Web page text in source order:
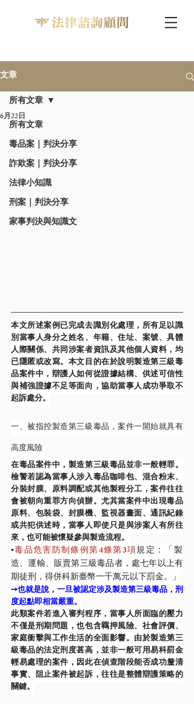
文章
所有文章
毒品案｜判決分享
詐欺案｜判決分享
法律小知識
刑案｜判決分享
家事判決與知識文
所有文章
6月22日
本文所述案例已完成去識別化處理，所有足以識
別當事人身分之姓名、年籍、住址、案號、具體
人際關係、共同涉案者資訊及其他個人資料，均
已隱匿或改寫。本文目的在於說明製造第三級毒
品案件中，辯護人如何從證據結構、供述可信性
與補強證據不足等面向，協助當事人成功爭取不
起訴處分。
一、被指控製造第三級毒品，案件一開始就具有
高度風險
在毒品案件中，製造第三級毒品並非一般輕罪。
檢警若認為當事人涉入毒品咖啡包、混合粉末、
分裝封膜、原料調配或其他製程分工，案件往往
會被朝向重罪方向偵辦。尤其當案件中出現毒品
原料、包裝袋、封膜機、監視器畫面、通訊紀錄
或共犯供述時，當事人即使只是與涉案人有所往
來，也可能被懷疑參與製造流程。
▪️毒品危害防制條例第4條第3項規定：「製
造、運輸、販賣第三級毒品者，處七年以上有
期徒刑，得併科新臺幣一千萬元以下罰金。」
➙也就是說，一旦被認定涉及製造第三級毒品，刑
度起點即相當嚴重。
此類案件若進入審判程序，當事人所面臨的壓力
不僅是刑期問題，也包含羈押風險、社會評價、
家庭衝擊與工作生活的全面影響。由於製造第三
級毒品的法定刑度甚高，並非一般可用易科罰金
輕易處理的案件，因此在偵查階段能否成功釐清
事實、阻止案件被起訴，往往是整體辯護策略的
關鍵。